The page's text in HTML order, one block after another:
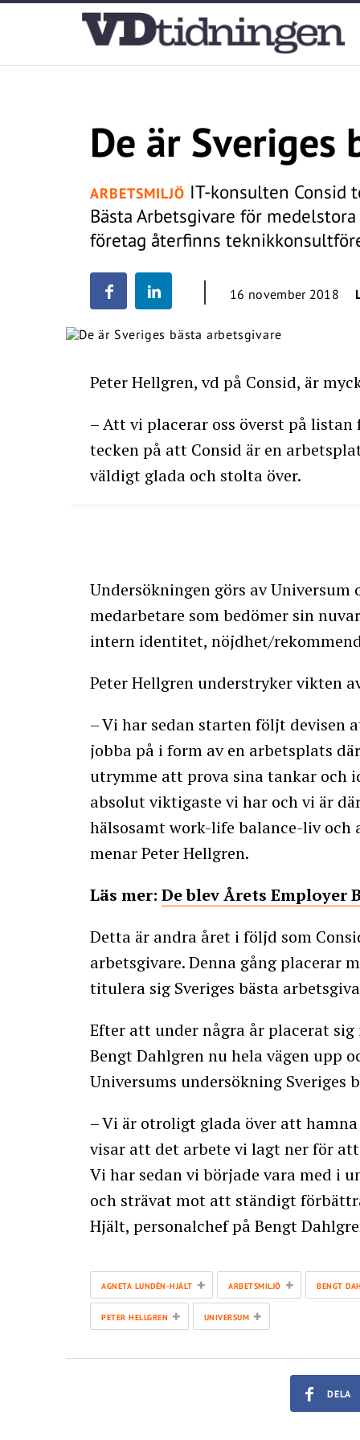
De är Sveriges
ARBETSMILJÖ IT-konsulten Consid
Bästa Arbetsgivare för
företag återfinns
16 november 2018
Peter Hellgren, vd på Consid, är
– Att vi placerar oss överst på
tecken på att Consid är en
väldigt glada och stolta över.
Undersökningen görs av
medarbetare som bedömer sin
intern identitet, nöjdhet/
Peter Hellgren understryker vikten
– Vi har sedan starten följt devisen
jobba på i form av en arbetsplats
utrymme att prova sina tankar och
absolut viktigaste vi har och vi är
hälsosamt work-life balance-liv
menar Peter Hellgren.
Läs mer: De blev Årets Employer
Detta är andra året i följd som
arbetsgivare. Denna gång placerar
titulera sig Sveriges bästa
Efter att under några år placerat
Bengt Dahlgren nu hela vägen upp
Universums undersökning Sveriges
– Vi är otroligt glada över att
visar att det arbete vi lagt ner för
Vi har sedan vi började vara med i
och strävat mot att ständigt
Hjält, personalchef på Bengt
AGNETA LUNDÉN-HJÄLT + ARBETSMILJÖ + BENGT
PETER HELLGREN + UNIVERSUM +
DELA